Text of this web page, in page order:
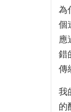
為
個
應
錯
傳
我
的